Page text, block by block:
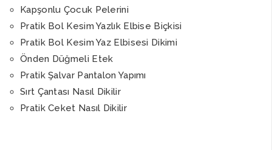
Kapşonlu Çocuk Pelerini
Pratik Bol Kesim Yazlık Elbise Biçkisi
Pratik Bol Kesim Yaz Elbisesi Dikimi
Önden Düğmeli Etek
Pratik Şalvar Pantalon Yapımı
Sırt Çantası Nasıl Dikilir
Pratik Ceket Nasıl Dikilir